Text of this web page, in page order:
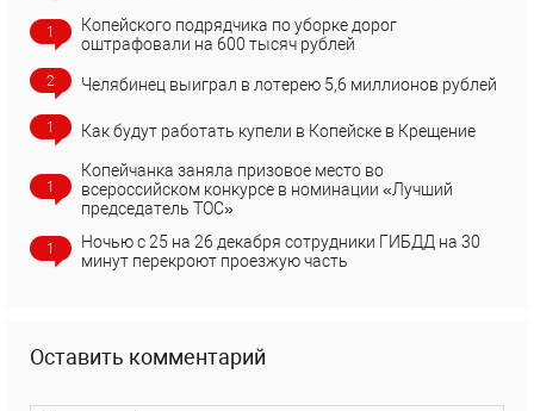
1
Копейского подрядчика по уборке дорог
оштрафовали на 600 тысяч рублей
2 Челябинец выиграл в лотерею 5,6 миллионов рублей
1 Как будут работать купели в Копейске в Крещение
1
Копейчанка заняла призовое место во
всероссийском конкурсе в номинации «Лучший
председатель ТОС»
1
Ночью с 25 на 26 декабря сотрудники ГИБДД на 30
минут перекроют проезжую часть
Оставить комментарий